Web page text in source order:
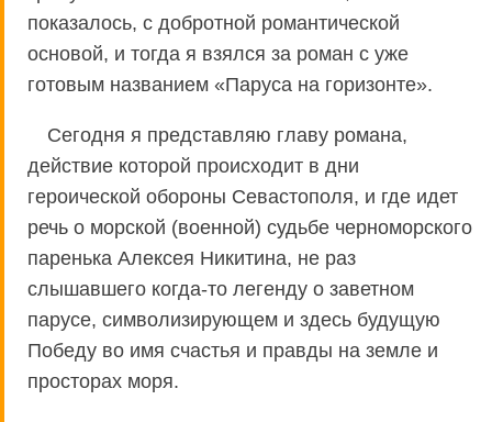
показалось, с добротной романтической
основой, и тогда я взялся за роман с уже
готовым названием «Паруса на горизонте».
Сегодня я представляю главу романа,
действие которой происходит в дни
героической обороны Севастополя, и где идет
речь о морской (военной) судьбе черноморского
паренька Алексея Никитина, не раз
слышавшего когда-то легенду о заветном
парусе, символизирующем и здесь будущую
Победу во имя счастья и правды на земле и
просторах моря.